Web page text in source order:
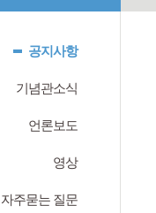
공지사항
기념관소식
언론보도
영상
자주묻는 질문